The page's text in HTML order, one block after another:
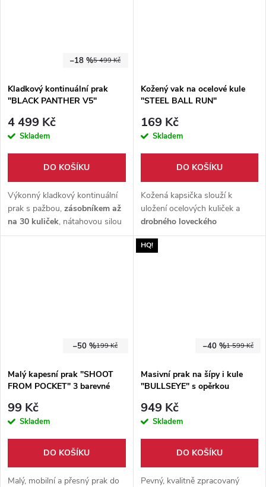
5 499 Kč
–18 %
Kladkový kontinuální prak
"BLACK PANTHER V5"
4 499 Kč
Skladem
DO KOŠÍKU
Výkonný kladkový kontinuální
prak s pažbou, zásobníkem až
na 30 kuliček, nátahovou silou
40 lbs a 22mm lištami pro
Kožený vak na ocelové kule
"STEEL BALL RUN"
169 Kč
Skladem
DO KOŠÍKU
Kožená kapsička slouží k
uložení ocelových kuliček a
drobného loveckého
příslušenství. Spodní otvor
umožňuje pohodlné odebírání
199 Kč
–50 %
Malý kapesní prak "SHOOT
FROM POCKET" 3 barevné
99 Kč
Skladem
DO KOŠÍKU
Malý, mobilní a přesný prak do
HQ!
1 599 Kč
–40 %
Masivní prak na šípy i kule
"BULLSEYE" s opěrkou
949 Kč
Skladem
DO KOŠÍKU
Pevný, kvalitně zpracovaný